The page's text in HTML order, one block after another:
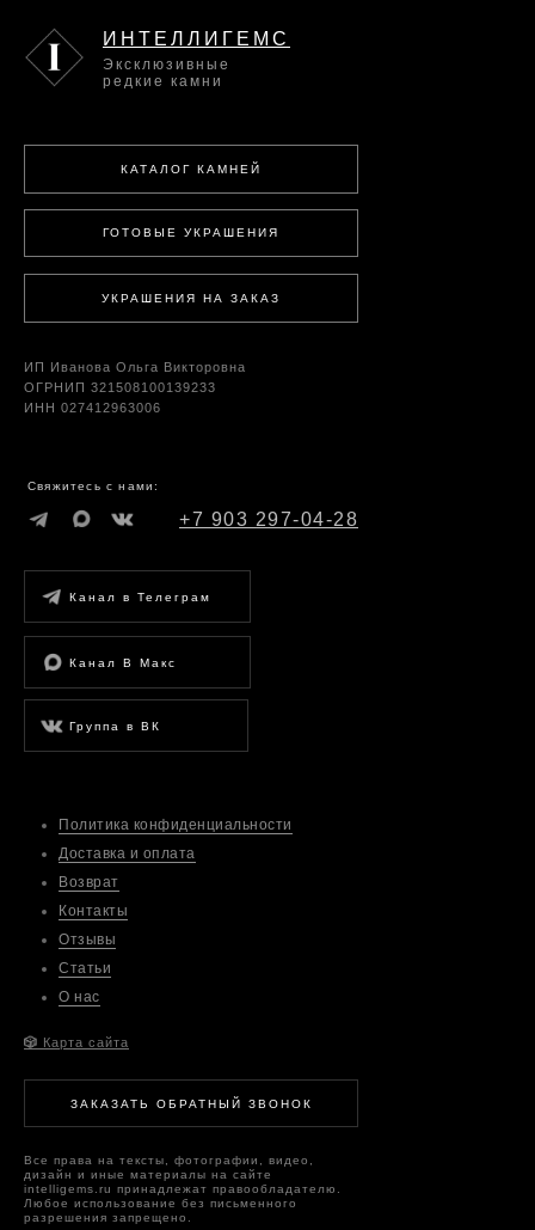
ЗАКАЗАТЬ ОБРАТНЫЙ ЗВОНОК
Все права на тексты, фотографии, видео,
дизайн и иные материалы на сайте
intelligems.ru принадлежат правообладателю.
Любое использование без письменного
разрешения запрещено.
КАТАЛОГ КАМНЕЙ
УКРАШЕНИЯ НА ЗАКАЗ
ГОТОВЫЕ УКРАШЕНИЯ
Эксклюзивные
редкие камни
ИНТЕЛЛИГЕМС
Политика конфиденциальности
Доставка и оплата
Возврат
Контакты
Отзывы
Статьи
О нас
+7 903 297-04-28
Канал В Макс
Группа в ВК
Канал в Телеграм
Свяжитесь с нами:
🎲 Карта сайта
ИП Иванова Ольга Викторовна
ОГРНИП 321508100139233
ИНН 027412963006